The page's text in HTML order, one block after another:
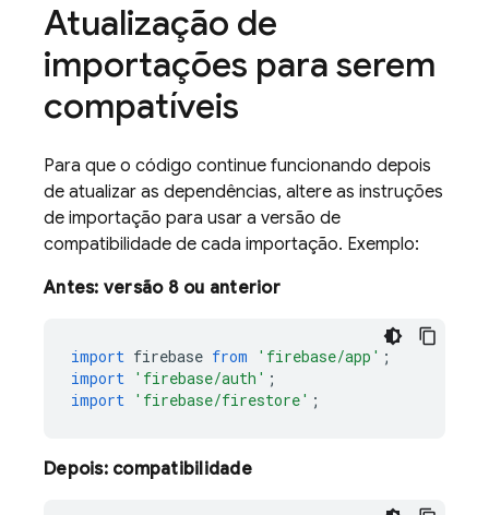
Atualização de
importações para serem
compatíveis
Para que o código continue funcionando depois
de atualizar as dependências, altere as instruções
de importação para usar a versão de
compatibilidade de cada importação. Exemplo:
Antes: versão 8 ou anterior
import firebase from 'firebase/app' ;
import 'firebase/auth' ;
import 'firebase/firestore' ;
Depois: compatibilidade